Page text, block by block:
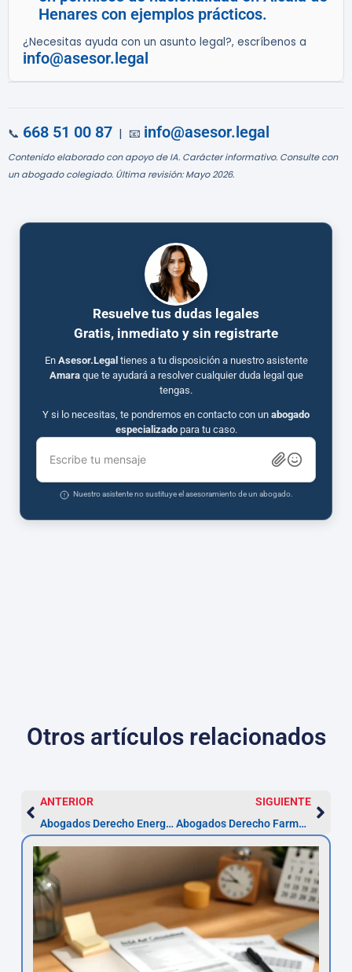
Henares con ejemplos prácticos.
¿Necesitas ayuda con un asunto legal?, escríbenos a
info@asesor.legal
📞 668 51 00 87 | 📧 info@asesor.legal
Contenido elaborado con apoyo de IA. Carácter informativo. Consulte con
un abogado colegiado. Última revisión: Mayo 2026.
Resuelve tus dudas legales
Gratis, inmediato y sin registrarte
En Asesor.Legal tienes a tu disposición a nuestro asistente
Amaraque te ayudará a resolver cualquier duda legal que
tengas.
Y si lo necesitas, te pondremos en contacto con un abogado
especializadopara tu caso.
Escribe tu mensaje
Nuestro asistente no sustituye el asesoramiento de un abogado.
Otros artículos relacionados
ANTERIOR
Abogados Derecho Energía en Alcalá — trámites desde 1 mes
SIGUIENTE
Abogados Derecho Farmacéutico en Alcalá de Henares